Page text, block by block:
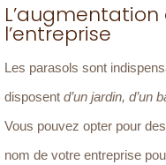
l’entreprise
Les parasols sont
disposent d’un jardin, d’un
Vous pouvez opter pour
nom de votre entreprise